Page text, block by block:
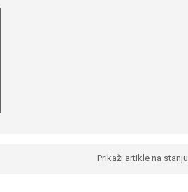
Prikaži artikle na stanju